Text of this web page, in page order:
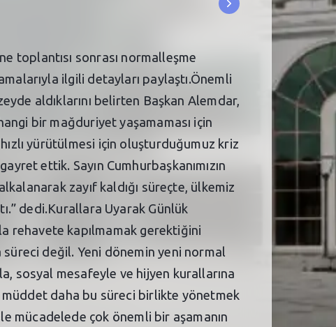
toplantısı sonrası normalleşme
ilgili detayları paylaştı.Önemli
aldıklarını belirten Başkan Alemdar,
bir mağduriyet yaşamaması için
yürütülmesi için oluşturduğumuz kriz
ettik. Sayın Cumhurbaşkanımızın
zayıf kaldığı süreçte, ülkemiz
dedi.Kurallara Uyarak Günlük
rehavete kapılmamak gerektiğini
değil. Yeni dönemin yeni normal
sosyal mesafeyle ve hijyen kurallarına
müddet daha bu süreci birlikte yönetmek
mücadelede çok önemli bir aşamanın